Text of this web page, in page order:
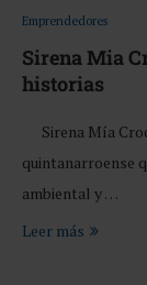
Emprendedores
Sirena Mia
historias
Sirena Mía
quintanarroense
ambiental y …
Leer más